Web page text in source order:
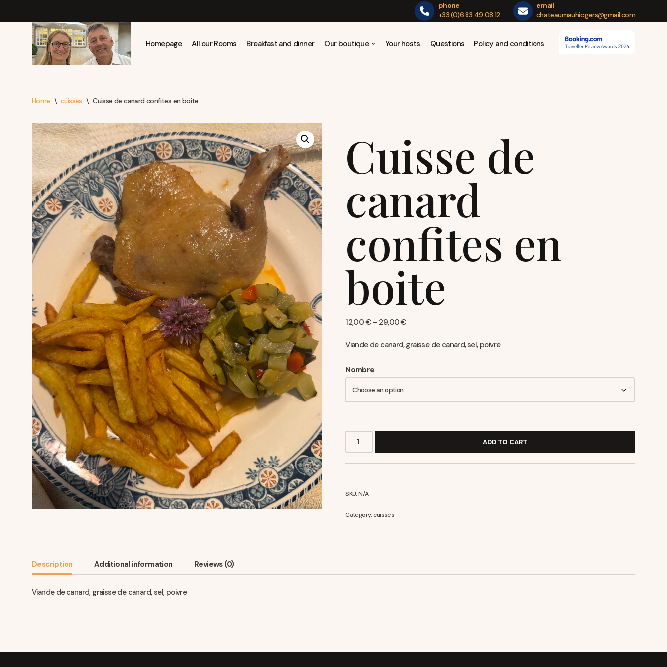
content
phone
+33 (0)6 83 49 08 12
email
chateaumauhic.gers@gmail.com
Homepage All our Rooms Breakfast and dinner Our boutique Your hosts Questions Policy and conditions
Home \ cuisses \ Cuisse de canard confites en boite
Cuisse de
canard
confites en
boite
12,00€ – 29,00€
Viande de canard, graisse de canard, sel, poivre
Nombre
ADD TO CART
SKU:N/A
Category:cuisses
Description Additional information Reviews (0)
Viande de canard, graisse de canard, sel, poivre